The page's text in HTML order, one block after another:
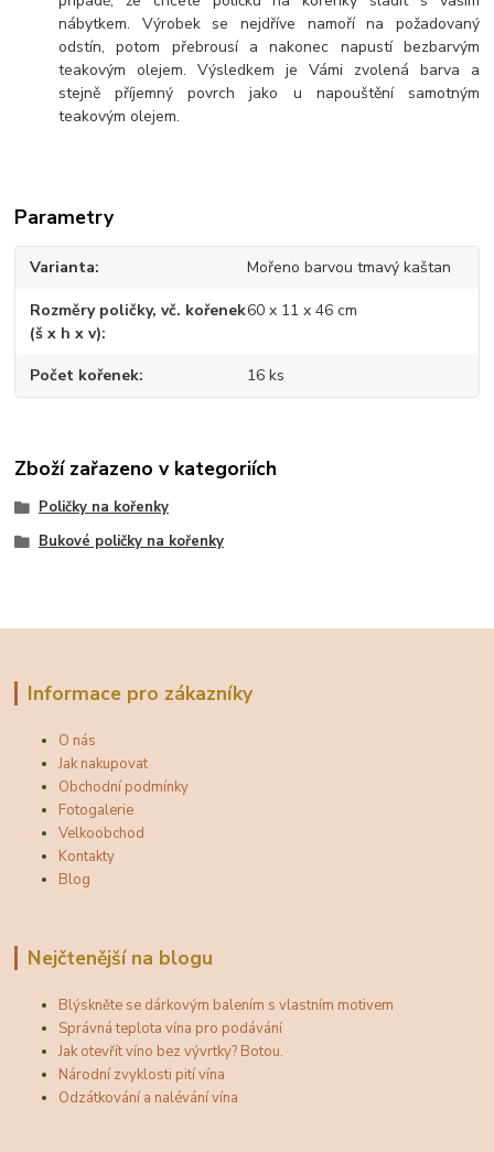
nábytkem. Výrobek se nejdříve namoří na požadovaný
odstín, potom přebrousí a nakonec napustí bezbarvým
teakovým olejem. Výsledkem je Vámi zvolená barva a
stejně příjemný povrch jako u napouštění samotným
teakovým olejem.
Parametry
Varianta Mořeno barvou tmavý kaštan
Rozměry poličky, vč. kořenek
(š x h x v)
60 x 11 x 46 cm
Počet kořenek 16 ks
Zboží zařazeno v kategoriích
Poličky na kořenky
Bukové poličky na kořenky
Informace pro zákazníky
O nás
Jak nakupovat
Obchodní podmínky
Fotogalerie
Velkoobchod
Kontakty
Blog
Nejčtenější na blogu
Blýskněte se dárkovým balením s vlastním motivem
Správná teplota vína pro podávání
Jak otevřít víno bez vývrtky? Botou.
Národní zvyklosti pití vína
Odzátkování a nalévání vína